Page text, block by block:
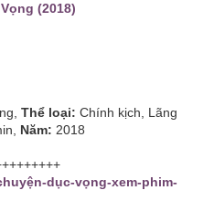
(2018)
Thể loại: Chính kịch, Lãng
Năm: 2018
dục-vọng-xem-phim-